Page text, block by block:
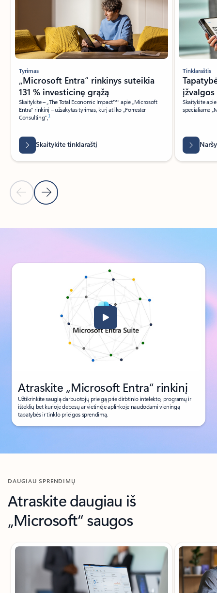
Ankstesnė skaidrė
Kita skaidrė
Tyrimas
„Microsoft Entra“ rinkinys suteikia
131 % investicinę grąžą
Skaitykite – „The Total Economic Impact™“ apie „Microsoft
Entra“ rinkinį – užsakytas tyrimas, kurį atliko „Forrester
Consulting“,1
Skaitykite tinklaraštį
Tinklaraštis
įžvalgos
Skaitykite
specialiame
Grįžti į skyrių IŠTEKLIAI
Atraskite „Microsoft Entra“ rinkinį
Užtikrinkite saugią darbuotojų prieigą prie dirbtinio intelekto, programų ir
išteklių bet kurioje debesų ar vietinėje aplinkoje naudodami vieningą
tapatybės ir tinklo prieigos sprendimą.
DAUGIAU SPRENDIMŲ
Atraskite daugiau iš
„Microsoft“ saugos